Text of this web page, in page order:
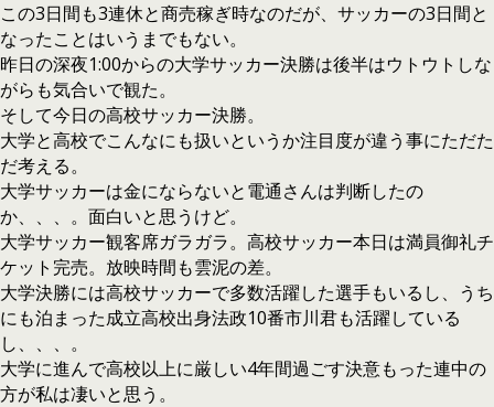
この3日間も3連休と商売稼ぎ時なのだが、サッカーの3日間と
なったことはいうまでもない。
昨日の深夜1:00からの大学サッカー決勝は後半はウトウトしな
がらも気合いで観た。
そして今日の高校サッカー決勝。
大学と高校でこんなにも扱いというか注目度が違う事にただた
だ考える。
大学サッカーは金にならないと電通さんは判断したの
か、、、。面白いと思うけど。
大学サッカー観客席ガラガラ。高校サッカー本日は満員御礼チ
ケット完売。放映時間も雲泥の差。
大学決勝には高校サッカーで多数活躍した選手もいるし、うち
にも泊まった成立高校出身法政10番市川君も活躍している
し、、、。
大学に進んで高校以上に厳しい4年間過ごす決意もった連中の
方が私は凄いと思う。